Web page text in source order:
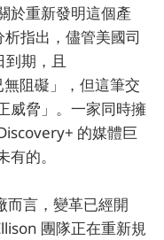
重新發明這個產
指出，儘管美國司
期，且
阻礙」，但這筆交
威脅」。一家同時擁
的媒體巨
的。
言，變革已經開
團隊正在重新規